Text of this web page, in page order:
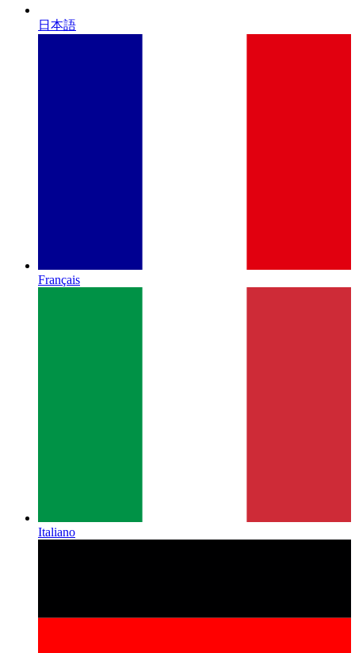
日本語
Français
Italiano